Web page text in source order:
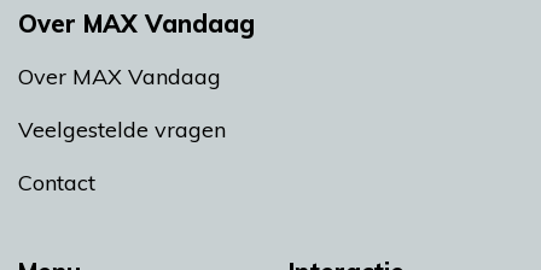
Over MAX Vandaag
Over MAX Vandaag
Veelgestelde vragen
Contact